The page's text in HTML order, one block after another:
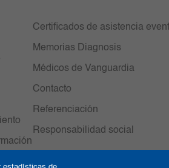
Certificados de asistencia
Memorias Diagnosis
Médicos de Vanguardia
Contacto
Referenciación
Responsabilidad social